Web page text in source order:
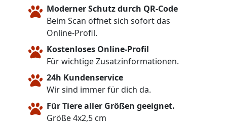
Moderner Schutz durch QR-Code
Beim Scan öffnet sich sofort das
Online-Profil.
Kostenloses Online-Profil
Für wichtige Zusatzinformationen.
24h Kundenservice
Wir sind immer für dich da.
Für Tiere aller Größen geeignet.
Größe 4x2,5 cm